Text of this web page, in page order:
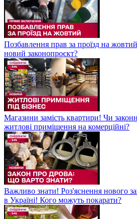
Позбавлення прав за проїзд на
новий законопроєкт?
Магазини замість квартири! Чи
житлові приміщення на комерційні?
Важливо знати! Роз'яснення нового
в Україні! Кого можуть покарати?